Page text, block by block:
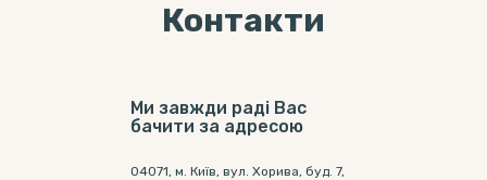
Контакти
Ми завжди раді Вас
бачити за адресою
04071, м. Київ, вул. Хорива, буд. 7,